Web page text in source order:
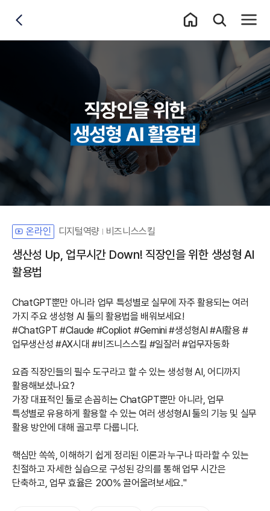
통합검색 레이
전체
뒤로가기
온라인 디지털역량 비즈니스스킬
생산성 Up, 업무시간 Down! 직장인을 위한 생성형 AI
활용법
ChatGPT뿐만 아니라 업무 특성별로 실무에 자주 활용되는 여러
가지 주요 생성형 AI 툴의 활용법을 배워보세요!
#ChatGPT #Claude #Copliot #Gemini #생성형AI #AI활용 #
업무생산성 #AX시대 #비즈니스스킬 #일잘러 #업무자동화
요즘 직장인들의 필수 도구라고 할 수 있는 생성형 AI, 어디까지
활용해보셨나요?
가장 대표적인 툴로 손꼽히는 ChatGPT뿐만 아니라, 업무
특성별로 유용하게 활용할 수 있는 여러 생성형AI 툴의 기능 및 실무
활용 방안에 대해 골고루 다룹니다.
핵심만 쏙쏙, 이해하기 쉽게 정리된 이론과 누구나 따라할 수 있는
친절하고 자세한 실습으로 구성된 강의를 통해 업무 시간은
단축하고, 업무 효율은 200% 끌어올려보세요."